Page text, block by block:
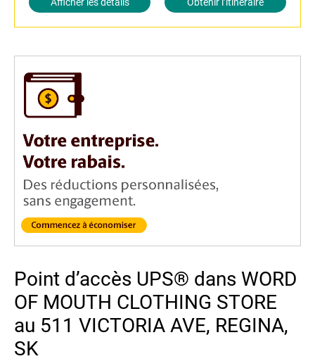
Afficher les détails Obtenir l’itinéraire
Point d’accès UPS® dans WORD
OF MOUTH CLOTHING STORE
au 511 VICTORIA AVE, REGINA,
SK